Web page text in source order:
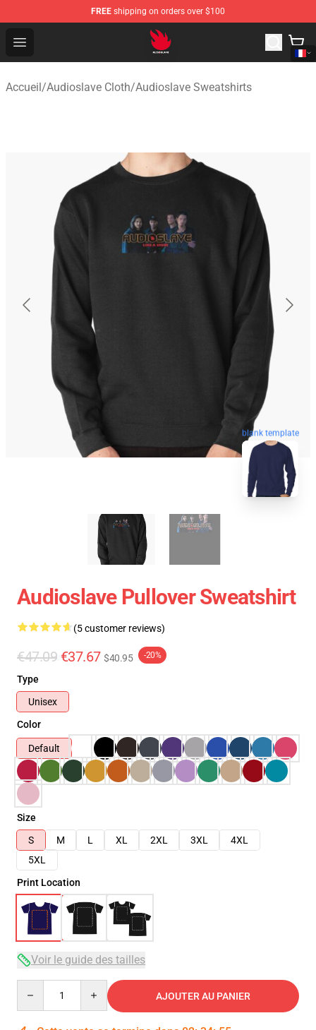
FREE shipping on orders over $100
Open menu
Audioslave Store - Official Audioslave Merchandise Shop
Accueil/Audioslave Cloth/Audioslave Sweatshirts
blank template
Audioslave Pullover Sweatshirt
(5 customer reviews)
€47.09 €37.67 $40.95 -20%
Type
Unisex
Color
Default
Size
S
M L XL 2XL 3XL
4XL
5XL
Print Location
Voir le guide des tailles
AJOUTER AU PANIER